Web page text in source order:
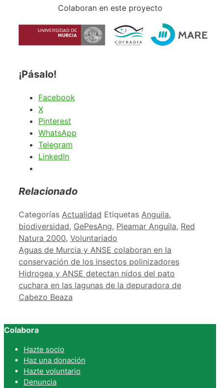
Colaboran en este proyecto
¡Pásalo!
Facebook
X
Pinterest
WhatsApp
Telegram
LinkedIn
Relacionado
Categorías Actualidad Etiquetas Anguila,
biodiversidad, GePesAng, Pleamar Anguila, Red
Natura 2000, Voluntariado
Aguas de Murcia y ANSE colaboran en la
conservación de los insectos polinizadores
Hidrogea y ANSE detectan nidos del pato
cuchara en las lagunas de la depuradora de
Cabezo Beaza
Colabora
Hazte socio
Haz una donación
Hazte voluntario
Denuncia